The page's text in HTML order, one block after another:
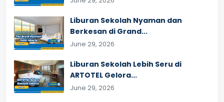
Liburan Sekolah Nyaman dan
Berkesan di Grand...
June 29, 2026
Liburan Sekolah Lebih Seru di
ARTOTEL Gelora...
June 29, 2026